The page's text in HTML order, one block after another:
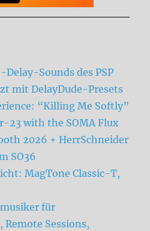
Sounds des PSP
mit DelayDude-Presets
“Killing Me Softly”
23 with the SOMA Flux
2026 + HerrSchneider
SO36
MagTone Classic-T,
für
Sessions,